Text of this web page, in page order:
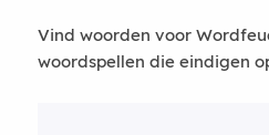
Vind woorden voor
woordspellen die eindigen